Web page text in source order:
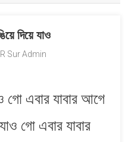
দিয়ে যাও
Sur Admin
গো এবার যাবার আগে
গো এবার যাবার